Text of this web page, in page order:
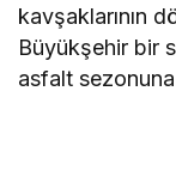
kavşaklarının
Büyükşehir bir
asfalt sezonuna